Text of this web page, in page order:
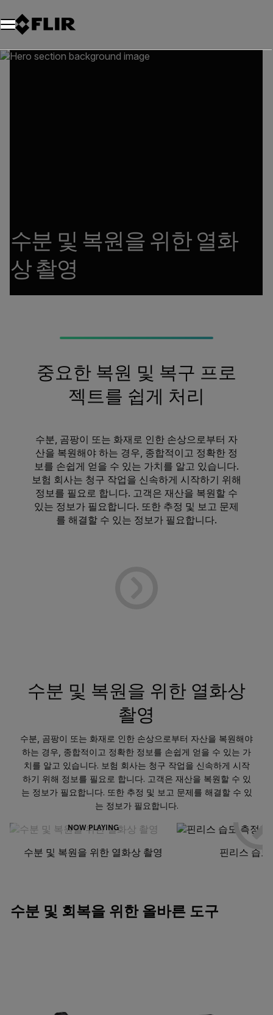
수분 및 복원을 위한 열화
상 촬영
중요한 복원 및 복구 프로
젝트를 쉽게 처리
수분, 곰팡이 또는 화재로 인한 손상으로부터 자
산을 복원해야 하는 경우, 종합적이고 정확한 정
보를 손쉽게 얻을 수 있는 가치를 알고 있습니다.
보험 회사는 청구 작업을 신속하게 시작하기 위해
정보를 필요로 합니다. 고객은 재산을 복원할 수
있는 정보가 필요합니다. 또한 추정 및 보고 문제
를 해결할 수 있는 정보가 필요합니다.
수분 및 복원을 위한 열화상
촬영
수분, 곰팡이 또는 화재로 인한 손상으로부터 자산을 복원해야
하는 경우, 종합적이고 정확한 정보를 손쉽게 얻을 수 있는 가
치를 알고 있습니다. 보험 회사는 청구 작업을 신속하게 시작
하기 위해 정보를 필요로 합니다. 고객은 재산을 복원할 수 있
는 정보가 필요합니다. 또한 추정 및 보고 문제를 해결할 수 있
는 정보가 필요합니다.
NOW PLAYING
수분 및 복원을 위한 열화상 촬영 핀리스 습도
수분 및 회복을 위한 올바른 도구